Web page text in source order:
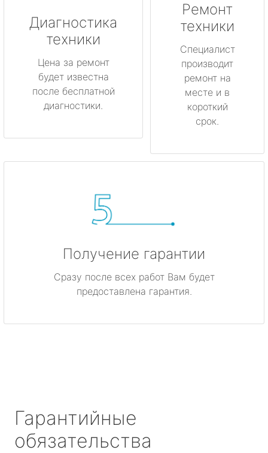
Диагностика
техники
Цена за ремонт
будет известна
после бесплатной
диагностики.
Ремонт
техники
Специалист
производит
ремонт на
месте и в
короткий
срок.
Получение гарантии
Сразу после всех работ Вам будет
предоставлена гарантия.
Гарантийные
обязательства